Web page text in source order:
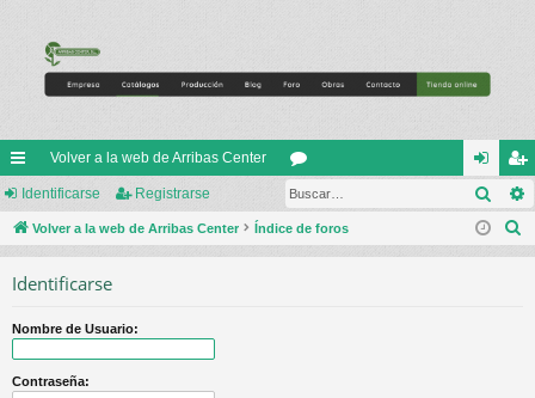
nl
ac
pi
Volver a la web de Arribas Center
or
os
de
nti
eg
ist
Identificarse Registrarse
Volver a la web de Arribas Center Índice de foros
Identificarse
Nombre de Usuario:
Contraseña: